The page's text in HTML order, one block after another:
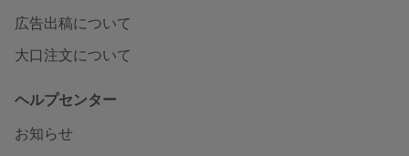
広告出稿について
大口注文について
ヘルプセンター
お知らせ